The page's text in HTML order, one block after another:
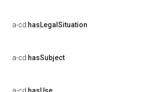
a-cd:hasLegalSituation
a-cd:hasSubject